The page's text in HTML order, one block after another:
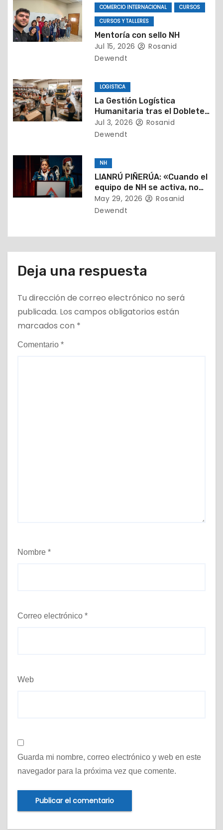
e
e
r
a
a
s
COMERCIO INTERNACIONAL
CURSOS
CURSOS Y TALLERES
Mentoría con sello NH
Jul 15, 2026
Rosanid
Dewendt
LOGISTICA
La Gestión Logística
Humanitaria tras el Doblete
Sísmico en Venezuela
Jul 3, 2026
Rosanid
Dewendt
NH
LIANRÚ PIÑERÚA: «Cuando el
equipo de NH se activa, no
hay meta que no podamos
alcanzar»
May 29, 2026
Rosanid
Dewendt
Deja una respuesta
Tu dirección de correo electrónico no será
publicada. Los campos obligatorios están
marcados con *
Comentario *
Nombre *
Correo electrónico *
Web
Guarda mi nombre, correo electrónico y web en este
navegador para la próxima vez que comente.